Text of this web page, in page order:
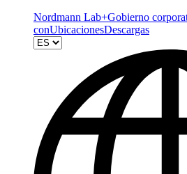
Nordmann Lab+Gobierno
conUbicacionesDescargas